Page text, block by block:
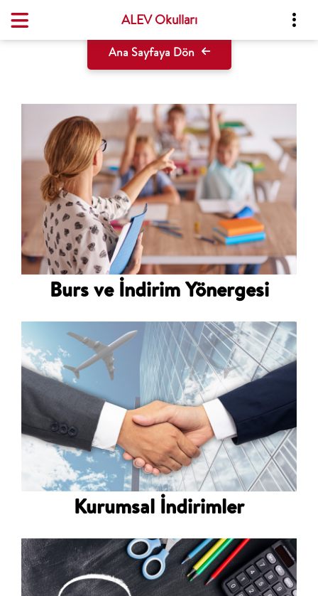
ALEV Okulları
Ana Sayfaya Dön
Burs ve İndirim Yönergesi
Kurumsal İndirimler